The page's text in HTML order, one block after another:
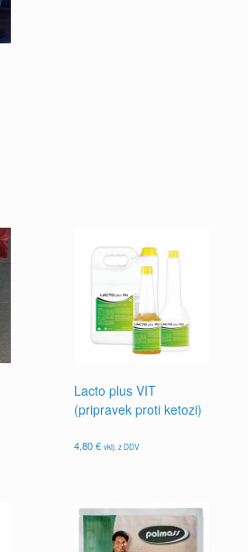
Lacto plus VIT
(pripravek proti ketozi)
4,80€ vklj. z DDV